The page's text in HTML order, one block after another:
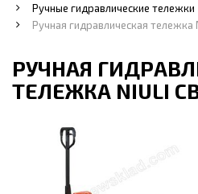
Ручные гидравлические тележки
Ручная гидравлическая тележка
РУЧНАЯ
ТЕЛЕЖКА NIULI